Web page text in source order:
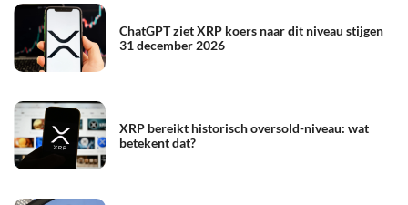
ChatGPT ziet XRP koers naar dit niveau stijgen
31 december 2026
XRP bereikt historisch oversold-niveau: wat
betekent dat?